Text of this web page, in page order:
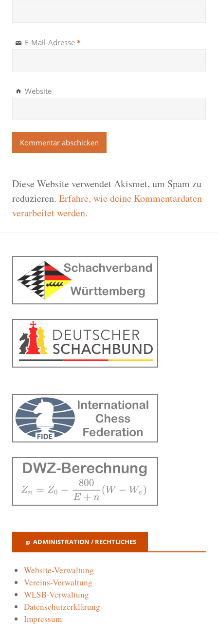
E-Mail-Adresse *
Website
Diese Website verwendet Akismet, um Spam zu
reduzieren. Erfahre, wie deine Kommentardaten
verarbeitet werden.
ADMINISTRATION / RECHTLICHES
Website-Verwaltung
Vereins-Verwaltung
WLSB-Verwaltung
Datenschutzerklärung
Impressum